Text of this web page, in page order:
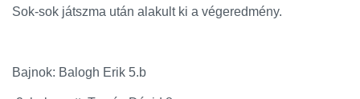
Sok-sok játszma után alakult ki a végeredmény.
Bajnok: Balogh Erik 5.b